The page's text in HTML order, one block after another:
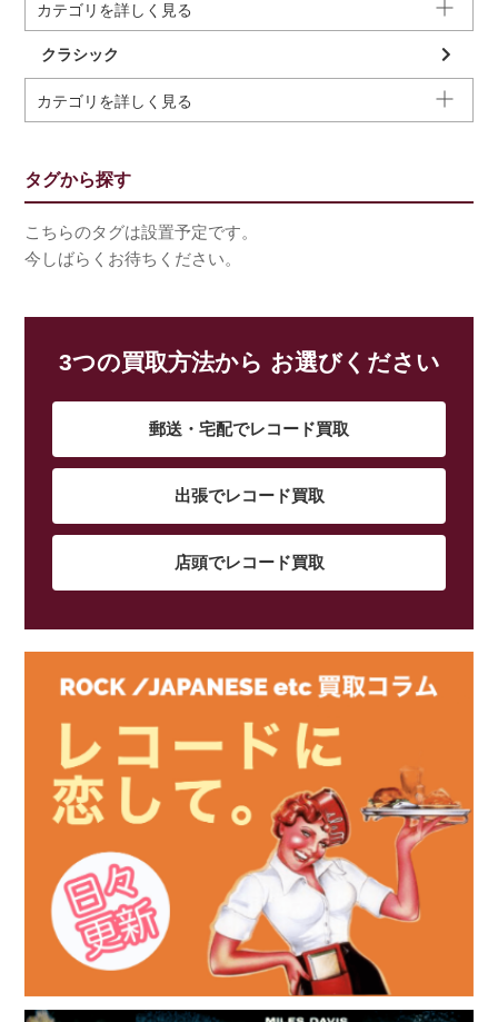
カテゴリを詳しく見る
クラシック
カテゴリを詳しく見る
タグから探す
こちらのタグは設置予定です。
今しばらくお待ちください。
3つの買取方法から お選びください
郵送・宅配でレコード買取
出張でレコード買取
店頭でレコード買取